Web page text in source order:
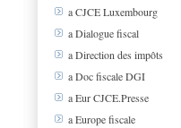
a CJCE Luxembourg
a Dialogue fiscal
a Direction des impôts
a Doc fiscale DGI
a Eur CJCE.Presse
a Europe fiscale